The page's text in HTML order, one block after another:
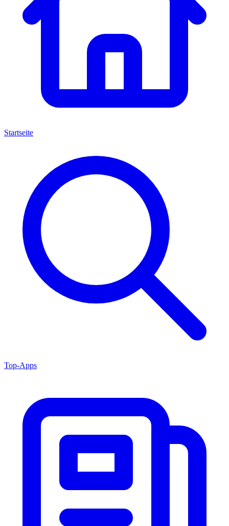
Startseite
Top-Apps